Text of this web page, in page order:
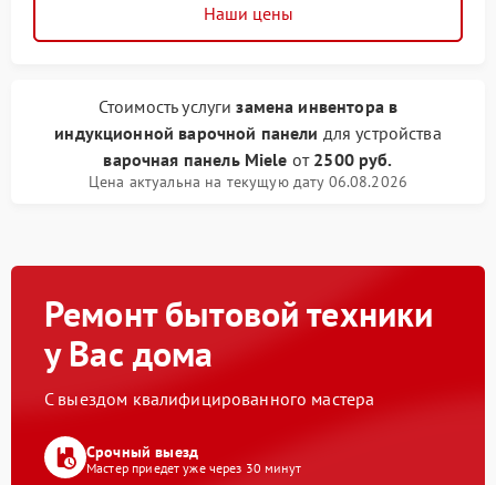
Наши цены
Стоимость услугизамена инвентора в
индукционной варочной панели для устройства
варочная панель Miele от 2500 руб.
Цена актуальна на текущую дату 06.08.2026
Ремонт бытовой техники
у Вас дома
С выездом квалифицированного мастера
Срочный выезд
Мастер приедет уже через 30 минут